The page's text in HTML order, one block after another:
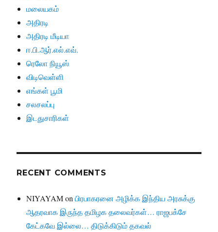
மலையகம்
அதிரடி
அதிரடி மீடியா
ஈ.பி.ஆர்.எல்.எவ்.
ரெலோ நியூஸ்
விடிவெள்ளி
எங்கள் பூமி
சலசலப்பு
இடதுசாரிகள்
RECENT COMMENTS
NIYAYAMonபிரபாகரனை அழிக்க இந்திய அரசுக்கு
ஆதரவாக இருந்த தமிழக தலைவர்கள்… ராஜபக்சே
கேட்கவே இல்லை… திடுக்கிடும் தகவல்